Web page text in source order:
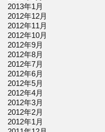
2013年1月
2012年12月
2012年11月
2012年10月
2012年9月
2012年8月
2012年7月
2012年6月
2012年5月
2012年4月
2012年3月
2012年2月
2012年1月